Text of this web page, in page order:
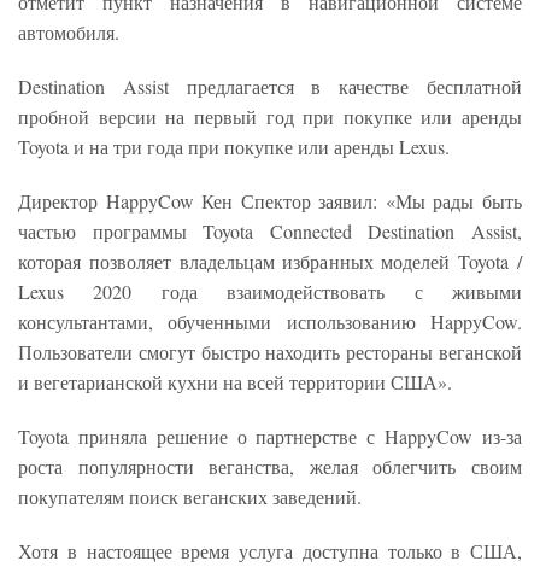
автомобиля.
Destination Assist предлагается в качестве бесплатной
пробной версии на первый год при покупке или аренды
Toyota и на три года при покупке или аренды Lexus.
Директор HappyCow Кен Спектор заявил: «Мы рады быть
частью программы Toyota Connected Destination Assist,
которая позволяет владельцам избранных моделей Toyota /
Lexus 2020 года взаимодействовать с живыми
консультантами, обученными использованию HappyCow.
Пользователи смогут быстро находить рестораны веганской
и вегетарианской кухни на всей территории США».
Toyota приняла решение о партнерстве с HappyCow из-за
роста популярности веганства, желая облегчить своим
покупателям поиск веганских заведений.
Хотя в настоящее время услуга доступна только в США,